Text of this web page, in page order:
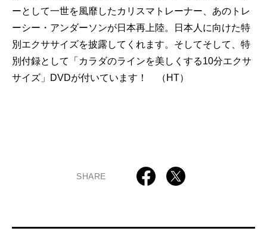
ーとして一世を風靡したカリスマトレーナー、あのトレ
ーシー・アンダーソンが日本再上陸。日本人に向けた特
別エクササイズを披露してくれます。そしてそして、特
別付録として「カラダのラインを美しくする10分エクサ
サイズ」DVDが付いています！ （HT）
SHARE